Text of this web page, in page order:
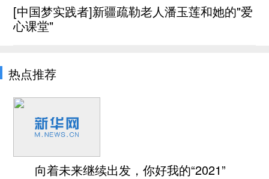
[中国梦实践者]新疆疏勒老人潘玉莲和她的"爱
心课堂"
热点推荐
向着未来继续出发，你好我的“2021”